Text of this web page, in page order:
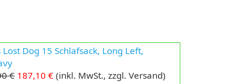
Lost Dog 15 Schlafsack, Long Left,
€ 187,10 € (inkl. MwSt., zzgl. Versand)